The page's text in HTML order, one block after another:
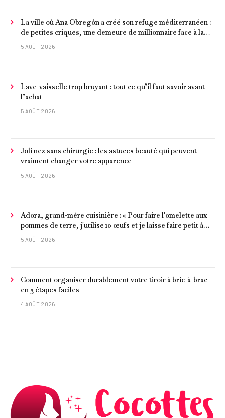
La ville où Ana Obregón a créé son refuge méditerranéen :
de petites criques, une demeure de millionnaire face à la
mer et les meilleurs fruits de mer
5 AOÛT 2026
Lave-vaisselle trop bruyant : tout ce qu’il faut savoir avant
l’achat
5 AOÛT 2026
Joli nez sans chirurgie : les astuces beauté qui peuvent
vraiment changer votre apparence
5 AOÛT 2026
Adora, grand-mère cuisinière : « Pour faire l'omelette aux
pommes de terre, j'utilise 10 œufs et je laisse faire petit à
petit »
5 AOÛT 2026
Comment organiser durablement votre tiroir à bric-à-brac
en 3 étapes faciles
4 AOÛT 2026